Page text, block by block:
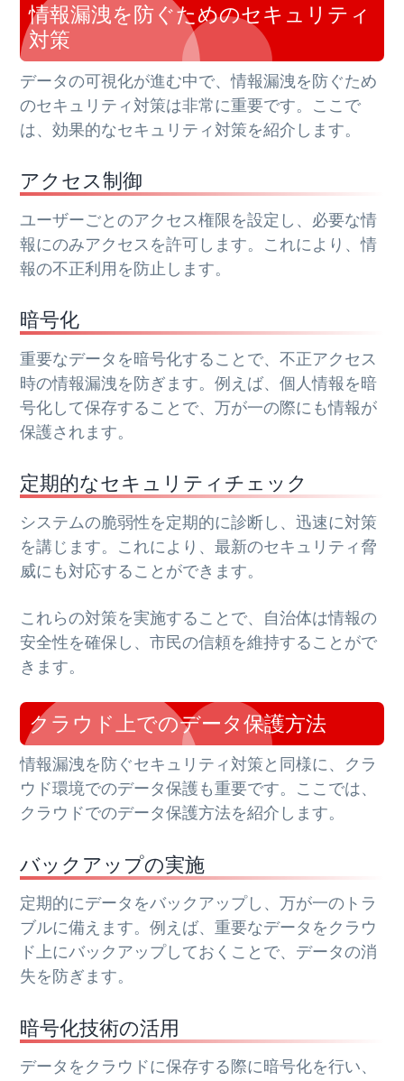
情報漏洩を防ぐためのセキュリティ
対策
データの可視化が進む中で、情報漏洩を防ぐため
のセキュリティ対策は非常に重要です。ここで
は、効果的なセキュリティ対策を紹介します。
アクセス制御
ユーザーごとのアクセス権限を設定し、必要な情
報にのみアクセスを許可します。これにより、情
報の不正利用を防止します。
暗号化
重要なデータを暗号化することで、不正アクセス
時の情報漏洩を防ぎます。例えば、個人情報を暗
号化して保存することで、万が一の際にも情報が
保護されます。
定期的なセキュリティチェック
システムの脆弱性を定期的に診断し、迅速に対策
を講じます。これにより、最新のセキュリティ脅
威にも対応することができます。
これらの対策を実施することで、自治体は情報の
安全性を確保し、市民の信頼を維持することがで
きます。
クラウド上でのデータ保護方法
情報漏洩を防ぐセキュリティ対策と同様に、クラ
ウド環境でのデータ保護も重要です。ここでは、
クラウドでのデータ保護方法を紹介します。
バックアップの実施
定期的にデータをバックアップし、万が一のトラ
ブルに備えます。例えば、重要なデータをクラウ
ド上にバックアップしておくことで、データの消
失を防ぎます。
暗号化技術の活用
データをクラウドに保存する際に暗号化を行い、